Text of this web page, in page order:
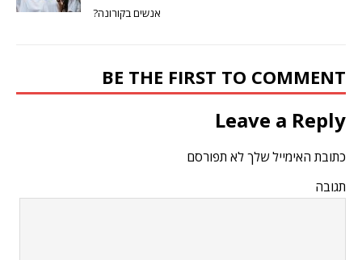
אנשים בקורונה?
BE THE FIRST TO COMMENT
Leave a Reply
כתובת האימייל שלך לא תפורסם
תגובה